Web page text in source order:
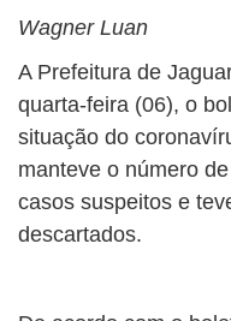
Wagner Luan
A Prefeitura de
quarta-feira (06), o
situação do
manteve o número
casos suspeitos e
descartados.